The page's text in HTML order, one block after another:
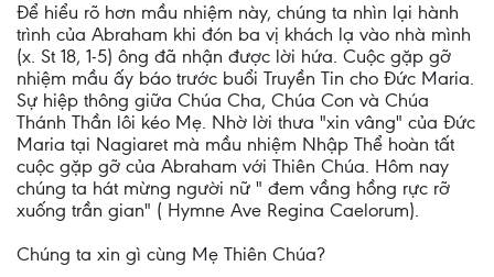
Để hiểu rõ hơn mầu nhiệm này, chúng ta nhìn lại hành
trình của Abraham khi đón ba vị khách lạ vào nhà mình
(x. St 18, 1-5) ông đã nhận được lời hứa. Cuộc gặp gỡ
nhiệm mầu ấy báo trước buổi Truyền Tin cho Đức Maria.
Sự hiệp thông giữa Chúa Cha, Chúa Con và Chúa
Thánh Thần lôi kéo Mẹ. Nhờ lời thưa "xin vâng" của Đức
Maria tại Nagiaret mà mầu nhiệm Nhập Thể hoàn tất
cuộc gặp gỡ của Abraham với Thiên Chúa. Hôm nay
chúng ta hát mừng người nữ " đem vầng hồng rực rỡ
xuống trần gian" ( Hymne Ave Regina Caelorum).
Chúng ta xin gì cùng Mẹ Thiên Chúa?